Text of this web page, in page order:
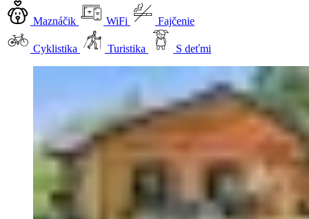
Maznáčik WiFi Fajčenie
Cyklistika Turistika S deťmi